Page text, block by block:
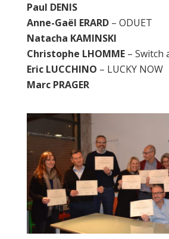
Paul DENIS
Anne-Gaël ERARD– ODUET
Natacha KAMINSKI
Christophe LHOMME – Switch
Eric LUCCHINO – LUCKY NOW
Marc PRAGER